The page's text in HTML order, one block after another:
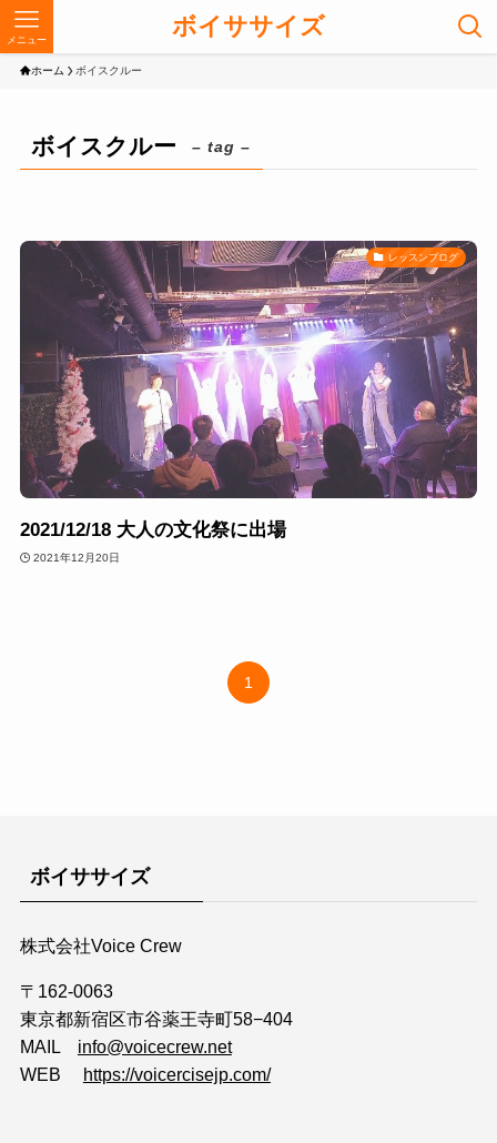
ボイササイズ
メニュー
ホーム ボイスクルー
ボイスクルー – tag –
レッスンブログ
2021/12/18 大人の文化祭に出場
2021年12月20日
1
ボイササイズ
株式会社Voice Crew
〒162-0063
東京都新宿区市谷薬王寺町58−404
MAIL info@voicecrew.net
WEB https://voicercisejp.com/